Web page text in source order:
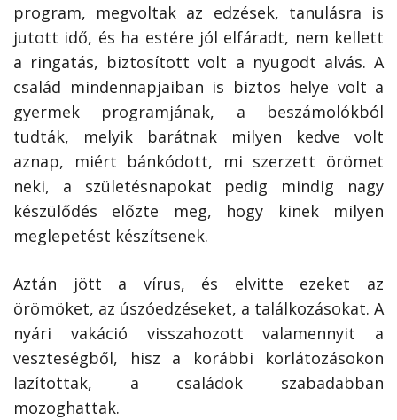
program, megvoltak az edzések, tanulásra is
jutott idő, és ha estére jól elfáradt, nem kellett
a ringatás, biztosított volt a nyugodt alvás. A
család mindennapjaiban is biztos helye volt a
gyermek programjának, a beszámolókból
tudták, melyik barátnak milyen kedve volt
aznap, miért bánkódott, mi szerzett örömet
neki, a születésnapokat pedig mindig nagy
készülődés előzte meg, hogy kinek milyen
meglepetést készítsenek.
Aztán jött a vírus, és elvitte ezeket az
örömöket, az úszóedzéseket, a találkozásokat. A
nyári vakáció visszahozott valamennyit a
veszteségből, hisz a korábbi korlátozásokon
lazítottak, a családok szabadabban
mozoghattak.